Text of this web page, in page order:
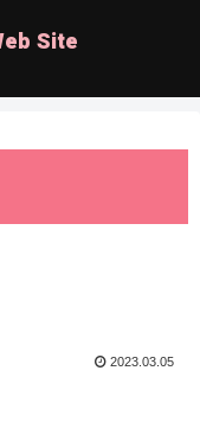
Site
2023.03.05